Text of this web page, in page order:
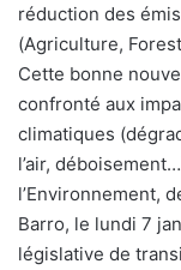
réduction des
(Agriculture,
Cette bonne
confronté aux
climatiques
l’air,
l’Environnement,
Barro, le lundi 7
législative de